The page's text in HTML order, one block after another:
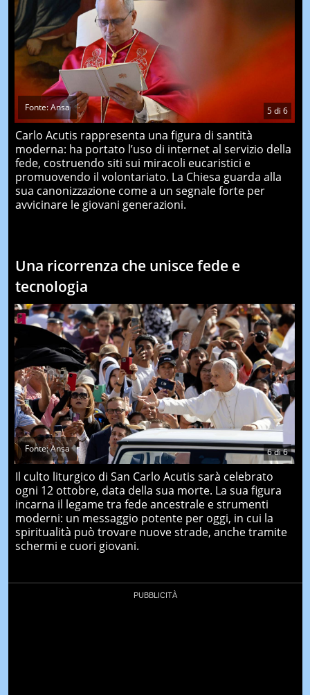
5di 6
Fonte: Ansa
Carlo Acutis rappresenta una figura di santità
moderna: ha portato l’uso di internet al servizio della
fede, costruendo siti sui miracoli eucaristici e
promuovendo il volontariato. La Chiesa guarda alla
sua canonizzazione come a un segnale forte per
avvicinare le giovani generazioni.
Una ricorrenza che unisce fede e
tecnologia
6di6
Fonte: Ansa
Il culto liturgico di San Carlo Acutis sarà celebrato
ogni 12 ottobre, data della sua morte. La sua figura
incarna il legame tra fede ancestrale e strumenti
moderni: un messaggio potente per oggi, in cui la
spiritualità può trovare nuove strade, anche tramite
schermi e cuori giovani.